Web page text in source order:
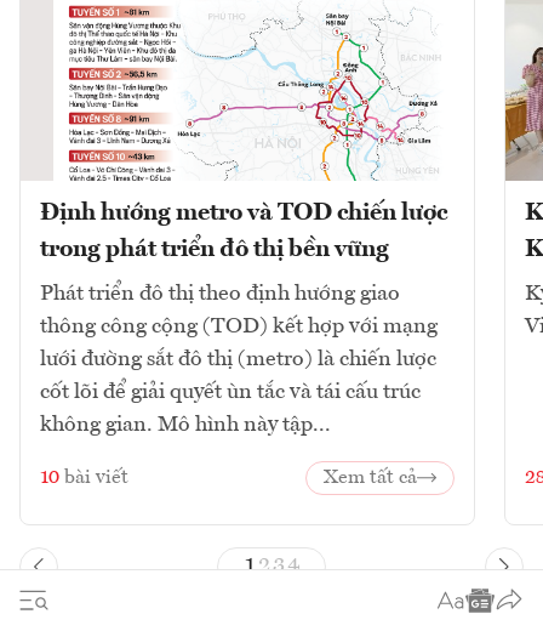
Định hướng metro và TOD chiến lược
trong phát triển đô thị bền vững
Phát triển đô thị theo định hướng giao
thông công cộng (TOD) kết hợp với mạng
lưới đường sắt đô thị (metro) là chiến lược
cốt lõi để giải quyết ùn tắc và tái cấu trúc
không gian. Mô hình này tập...
10 bài viết Xem tất cả
1234